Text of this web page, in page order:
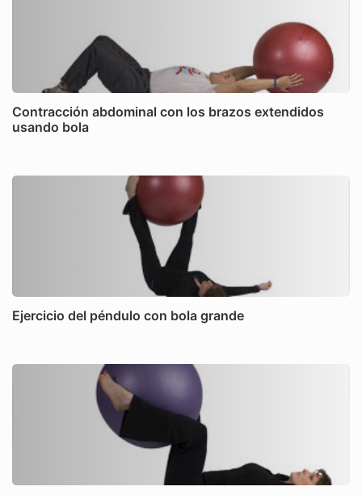
Contracción abdominal con los brazos extendidos
usando bola
Ejercicio del péndulo con bola grande